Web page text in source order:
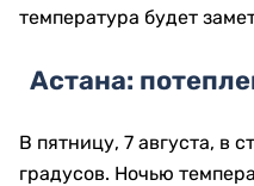
температура будет
Астана:
В пятницу, 7 августа, в
градусов. Ночью